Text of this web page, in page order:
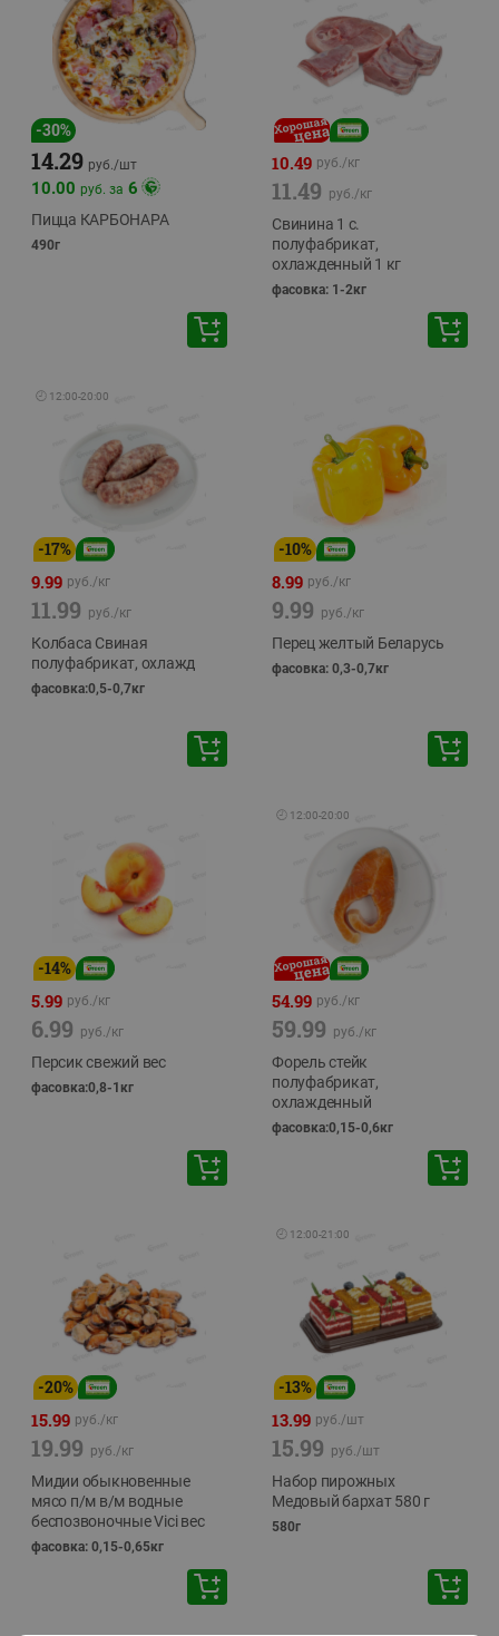
-30%
14.29 руб./шт
10.00 руб. за 6
Пицца КАРБОНАРА
490г
10.49 руб./кг
11.49 руб./кг
Свинина 1 с.
полуфабрикат,
охлажденный 1 кг
фасовка: 1-2кг
🕘 12:00-20:00
-17%
9.99 руб./кг
11.99 руб./кг
Колбаса Свиная
полуфабрикат, охлажд
фасовка:0,5-0,7кг
-10%
8.99 руб./кг
9.99 руб./кг
Перец желтый Беларусь
фасовка: 0,3-0,7кг
-14%
5.99 руб./кг
6.99 руб./кг
Персик свежий вес
фасовка:0,8-1кг
🕘 12:00-20:00
54.99 руб./кг
59.99 руб./кг
Форель стейк
полуфабрикат,
охлажденный
фасовка:0,15-0,6кг
-20%
15.99 руб./кг
19.99 руб./кг
Мидии обыкновенные
мясо п/м в/м водные
беспозвоночные Vici вес
фасовка: 0,15-0,65кг
🕘 12:00-21:00
-13%
13.99 руб./шт
15.99 руб./шт
Набор пирожных
Медовый бархат 580 г
580г